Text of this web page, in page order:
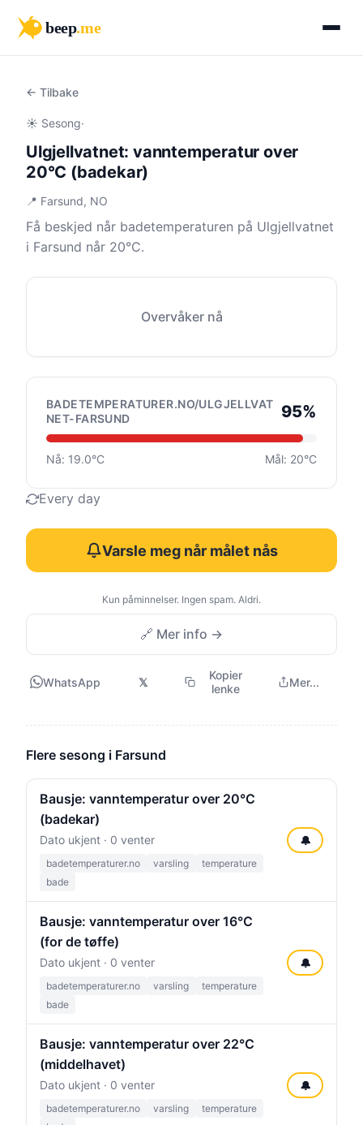
beep.me
← Tilbake
☀️ Sesong·
Ulgjellvatnet: vanntemperatur over
20°C (badekar)
📍 Farsund, NO
Få beskjed når badetemperaturen på Ulgjellvatnet
i Farsund når 20°C.
Overvåker nå
BADETEMPERATURER.NO/ULGJELLVAT
NET-FARSUND
95%
Nå: 19.0°C Mål: 20°C
Every day
Varsle meg når målet nås
Kun påminnelser. Ingen spam. Aldri.
🔗 Mer info →
WhatsApp 𝕏
Kopier
lenke
Mer...
Flere sesong i Farsund
Bausje: vanntemperatur over 20°C
(badekar)
Dato ukjent · 0 venter
badetemperaturer.no varsling
temperature
bade
🔔
Bausje: vanntemperatur over 16°C
(for de tøffe)
Dato ukjent · 0 venter
badetemperaturer.no varsling
temperature
bade
🔔
Bausje: vanntemperatur over 22°C
(middelhavet)
Dato ukjent · 0 venter
badetemperaturer.no varsling
temperature
🔔